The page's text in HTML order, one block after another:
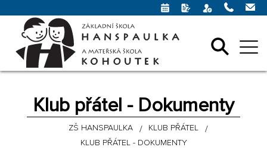
Klub přátel - Dokumenty
ZŠ HANSPAULKA
KLUB PŘÁTEL
KLUB PŘÁTEL - DOKUMENTY